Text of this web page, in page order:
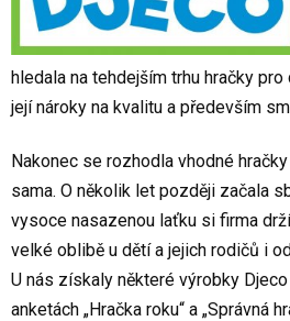
hledala na tehdejším trhu hračky
její nároky na kvalitu a především
Nakonec se rozhodla vhodné
sama. O několik let později začala
vysoce nasazenou laťku si firma
velké oblibě u dětí a jejich rodičů i
U nás získaly některé výrobky
anketách „Hračka roku“ a „Správná